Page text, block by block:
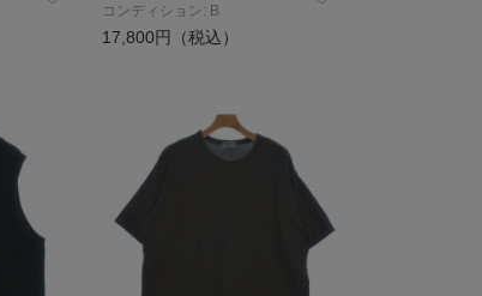
コンディション: B
17,800円（税込）